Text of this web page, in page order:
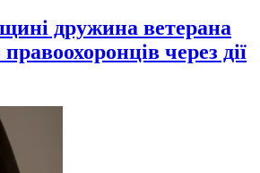
дружина ветерана
через дії